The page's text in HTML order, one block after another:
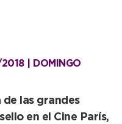
| DOMINGO
las grandes
en el Cine París,